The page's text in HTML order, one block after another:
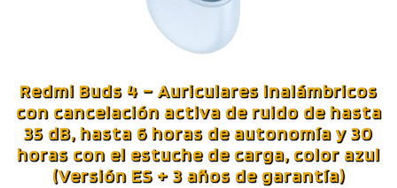
Redmi Buds 4 – Auriculares inalámbricos
con cancelación activa de ruido de hasta
35 dB, hasta 6 horas de autonomía y 30
horas con el estuche de carga, color azul
(Versión ES + 3 años de garantía)